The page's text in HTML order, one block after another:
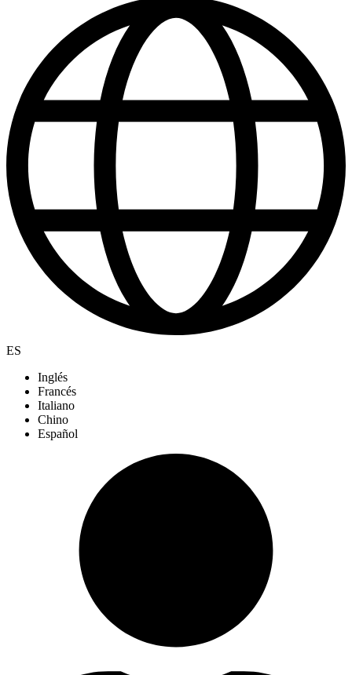
ES
Inglés
Francés
Italiano
Chino
Español